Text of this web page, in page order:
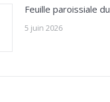
Feuille paroissiale
5 juin 2026